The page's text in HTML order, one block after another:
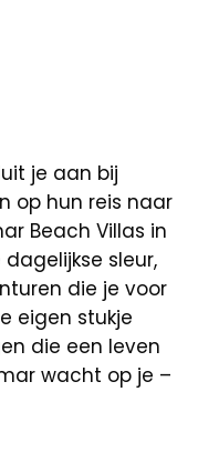
je aan bij
op hun reis naar
Beach Villas in
sleur,
die je voor
eigen stukje
die een leven
wacht op je –